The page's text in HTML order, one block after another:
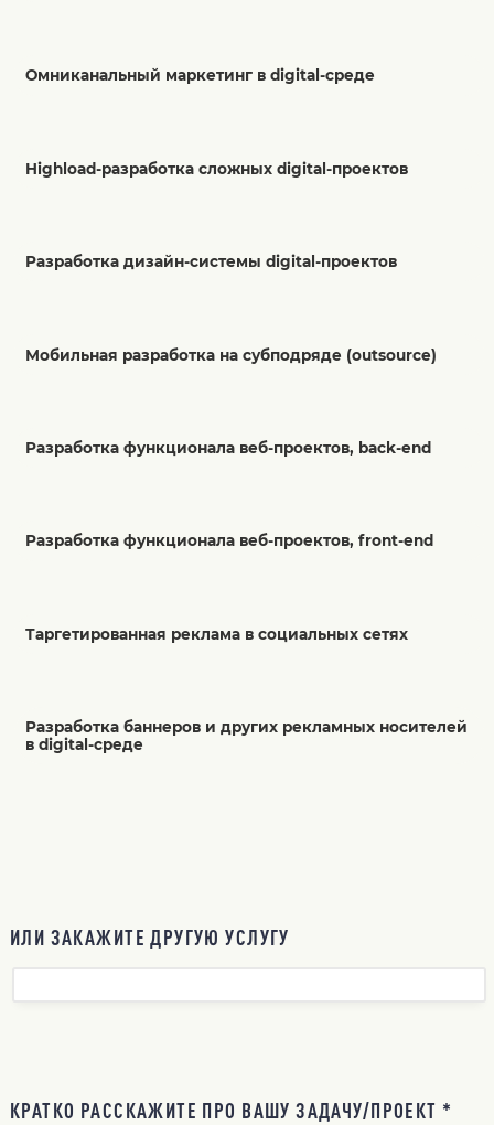
Омниканальный маркетинг в digital-среде
Highload-разработка сложных digital-проектов
Разработка дизайн-системы digital-проектов
Мобильная разработка на субподряде (outsource)
Разработка функционала веб-проектов, back-end
Разработка функционала веб-проектов, front-end
Таргетированная реклама в социальных сетях
Разработка баннеров и других рекламных носителей
в digital-среде
ИЛИ ЗАКАЖИТЕ ДРУГУЮ УСЛУГУ
КРАТКО РАССКАЖИТЕ ПРО ВАШУ ЗАДАЧУ/ПРОЕКТ *